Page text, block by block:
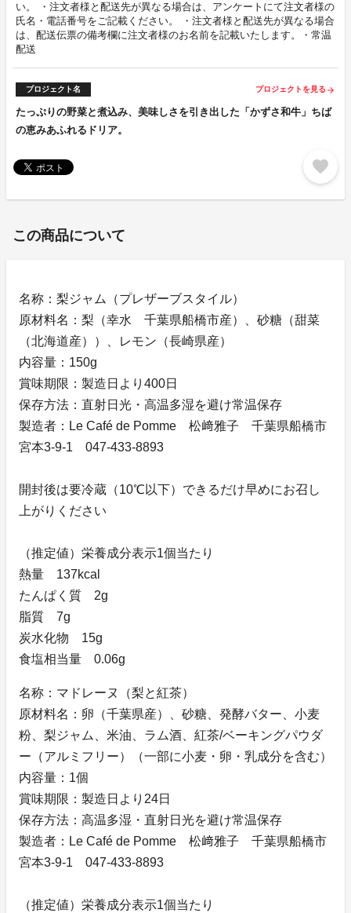
い。 ・注文者様と配送先が異なる場合は、アンケートにて注文者様の
氏名・電話番号をご記載ください。 ・注文者様と配送先が異なる場合
は、配送伝票の備考欄に注文者様のお名前を記載いたします。・常温
配送
プロジェクト名 プロジェクトを見る arrow_forward
たっぷりの野菜と煮込み、美味しさを引き出した「かずさ和牛」ちば
の恵みあふれるドリア。
favorite
この商品について
名称：梨ジャム（プレザーブスタイル）
原材料名：梨（幸水 千葉県船橋市産）、砂糖（甜菜
（北海道産））、レモン（長崎県産）
内容量：150g
賞味期限：製造日より400日
保存方法：直射日光・高温多湿を避け常温保存
製造者：Le Café de Pomme 松﨑雅子 千葉県船橋市
宮本3-9-1 047-433-8893
開封後は要冷蔵（10℃以下）できるだけ早めにお召し
上がりください
（推定値）栄養成分表示1個当たり
熱量 137kcal
たんぱく質 2g
脂質 7g
炭水化物 15g
食塩相当量 0.06g
名称：マドレーヌ（梨と紅茶）
原材料名：卵（千葉県産）、砂糖、発酵バター、小麦
粉、梨ジャム、米油、ラム酒、紅茶/ベーキングパウダ
ー（アルミフリー）（一部に小麦・卵・乳成分を含む）
内容量：1個
賞味期限：製造日より24日
保存方法：高温多湿・直射日光を避け常温保存
製造者：Le Café de Pomme 松﨑雅子 千葉県船橋市
宮本3-9-1 047-433-8893
（推定値）栄養成分表示1個当たり